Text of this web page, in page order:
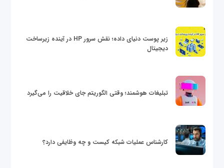
زیر پوست دنیای داده؛ نقش سرور HP در آینده زیرساخت
دیجیتال
تبلیغات هوشمند؛ وقتی الگوریتم جای خلاقیت را می‌گیرد
کارشناس عملیات شبکه کیست و چه وظایفی دارد؟